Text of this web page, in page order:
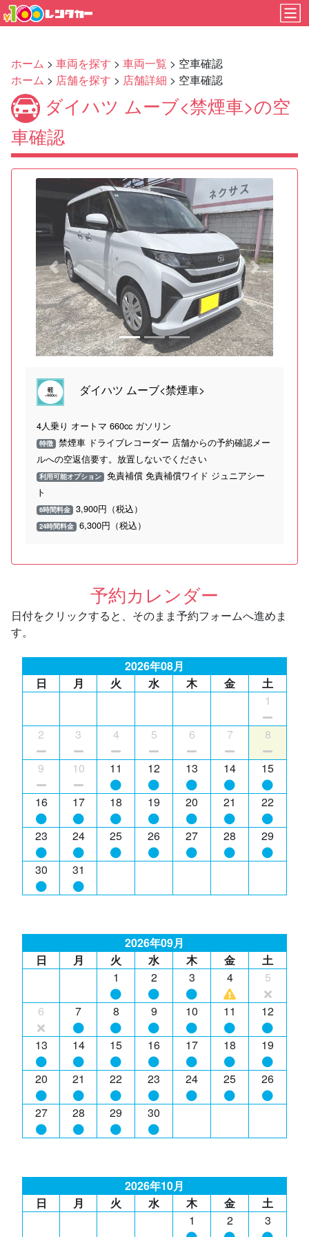
ホーム > 車両を探す > 車両一覧 > 空車確認
ホーム > 店舗を探す > 店舗詳細 > 空車確認
ダイハツ ムーブ<禁煙車>の空
車確認
Previous Next
ダイハツ ムーブ<禁煙車>
4人乗り オートマ 660cc ガソリン
特徴 禁煙車 ドライブレコーダー 店舗からの予約確認メー
ルへの空返信要す。放置しないでください
利用可能オプション 免責補償 免責補償ワイド ジュニアシー
ト
6時間料金 3,900円（税込）
24時間料金 6,300円（税込）
予約カレンダー
日付をクリックすると、そのまま予約フォームへ進めま
す。
2026年08月
日
月 火 水 木 金
土
1
2 3 4 5 6 7 8
9 10 11 12 13 14 15
16 17 18 19 20 21 22
23 24 25 26 27 28 29
30 31
2026年09月
日
月 火 水 木 金
土
1
2 3 4 5
6 7 8 9 10 11 12
13 14 15 16 17 18 19
20 21 22 23 24 25 26
27 28 29 30
2026年10月
日
月 火 水 木 金
土
1
2 3